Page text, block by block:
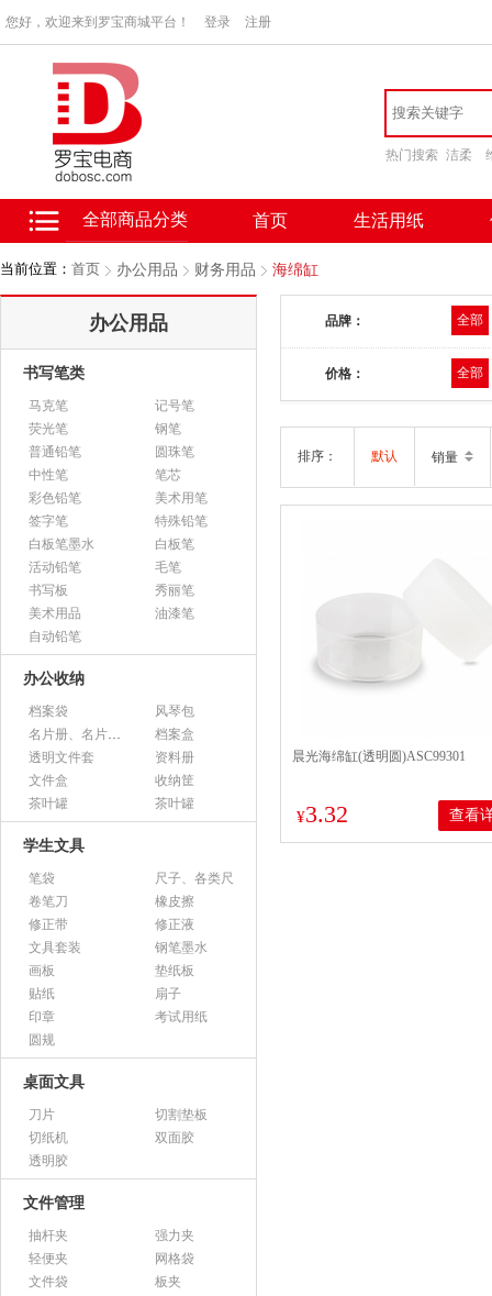
您好，欢迎来到罗宝商城平台！ 登录 注册
热门搜索 洁柔
全部商品分类 首页 生活用纸
当前位置： 首页 办公用品 财务用品 海绵缸
办公用品
书写笔类
马克笔
记号笔
荧光笔
钢笔
普通铅笔
圆珠笔
中性笔
笔芯
彩色铅笔
美术用笔
签字笔
特殊铅笔
白板笔墨水
白板笔
活动铅笔
毛笔
书写板
秀丽笔
美术用品
油漆笔
自动铅笔
办公收纳
档案袋
风琴包
名片册、名片盒、名片座
档案盒
透明文件套
资料册
文件盒
收纳筐
茶叶罐
茶叶罐
学生文具
笔袋
尺子、各类尺
卷笔刀
橡皮擦
修正带
修正液
文具套装
钢笔墨水
画板
垫纸板
贴纸
扇子
印章
考试用纸
圆规
桌面文具
刀片
切割垫板
切纸机
双面胶
透明胶
文件管理
抽杆夹
强力夹
轻便夹
网格袋
文件袋
板夹
品牌： 全部
价格： 全部
排序： 默认 销量
晨光海绵缸(透明圆)ASC99301
¥3.32 查看